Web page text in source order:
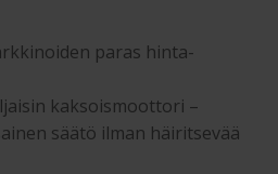
paras hinta-
kaksoismoottori –
säätö ilman häiritsevää